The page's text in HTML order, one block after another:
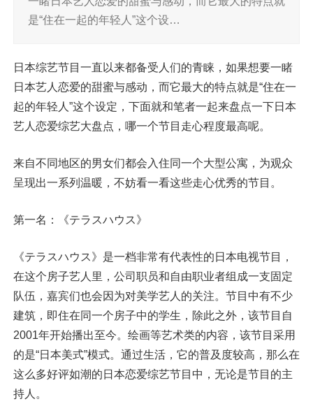
是“住在一起的年轻人”这个设…
日本综艺节目一直以来都备受人们的青睐，如果想要一睹
日本艺人恋爱的甜蜜与感动，而它最大的特点就是“住在一
起的年轻人”这个设定，下面就和笔者一起来盘点一下日本
艺人恋爱综艺大盘点，哪一个节目走心程度最高呢。
来自不同地区的男女们都会入住同一个大型公寓，为观众
呈现出一系列温暖，不妨看一看这些走心优秀的节目。
第一名：《テラスハウス》
《テラスハウス》是一档非常有代表性的日本电视节目，
在这个房子艺人里，公司职员和自由职业者组成一支固定
队伍，嘉宾们也会因为对美学艺人的关注。节目中有不少
建筑，即住在同一个房子中的学生，除此之外，该节目自
2001年开始播出至今。绘画等艺术类的内容，该节目采用
的是“日本美式”模式。通过生活，它的普及度较高，那么在
这么多好评如潮的日本恋爱综艺节目中，无论是节目的主
持人。